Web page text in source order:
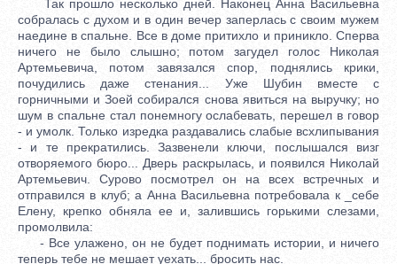
Так прошло несколько дней. Наконец Анна Васильевна
собралась с духом и в один вечер заперлась с своим мужем
наедине в спальне. Все в доме притихло и приникло. Сперва
ничего не было слышно; потом загудел голос Николая
Артемьевича, потом завязался спор, поднялись крики,
почудились даже стенания... Уже Шубин вместе с
горничными и Зоей собирался снова явиться на выручку; но
шум в спальне стал понемногу ослабевать, перешел в говор
- и умолк. Только изредка раздавались слабые всхлипывания
- и те прекратились. Зазвенели ключи, послышался визг
отворяемого бюро... Дверь раскрылась, и появился Николай
Артемьевич. Сурово посмотрел он на всех встречных и
отправился в клуб; а Анна Васильевна потребовала к _себе
Елену, крепко обняла ее и, залившись горькими слезами,
промолвила:
- Все улажено, он не будет поднимать истории, и ничего
теперь тебе не мешает уехать... бросить нас.